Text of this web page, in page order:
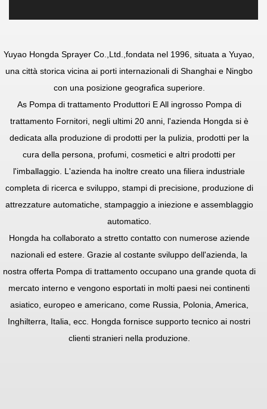
Yuyao Hongda Sprayer Co.,Ltd. ,fondata nel 1996, situata a Yuyao,
una città storica vicina ai porti internazionali di Shanghai e Ningbo
con una posizione geografica superiore.
As Pompa di trattamento ProduttoriEAll ingrosso Pompa di
trattamento Fornitori, negli ultimi 20 anni, l'azienda Hongda si è
dedicata alla produzione di prodotti per la pulizia, prodotti per la
cura della persona, profumi, cosmetici e altri prodotti per
l'imballaggio. L'azienda ha inoltre creato una filiera industriale
completa di ricerca e sviluppo, stampi di precisione, produzione di
attrezzature automatiche, stampaggio a iniezione e assemblaggio
automatico.
Hongda ha collaborato a stretto contatto con numerose aziende
nazionali ed estere. Grazie al costante sviluppo dell'azienda, la
nostra offerta Pompa di trattamentooccupano una grande quota di
mercato interno e vengono esportati in molti paesi nei continenti
asiatico, europeo e americano, come Russia, Polonia, America,
Inghilterra, Italia, ecc. Hongda fornisce supporto tecnico ai nostri
clienti stranieri nella produzione.